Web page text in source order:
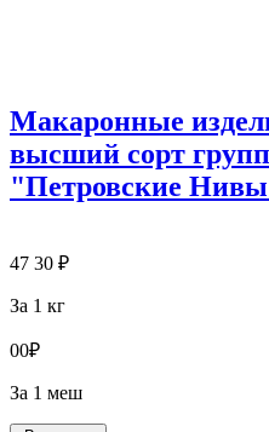
Макаронные
высший сорт
"Петровские
47 30 ₽
За 1 кг
00₽
За 1 меш